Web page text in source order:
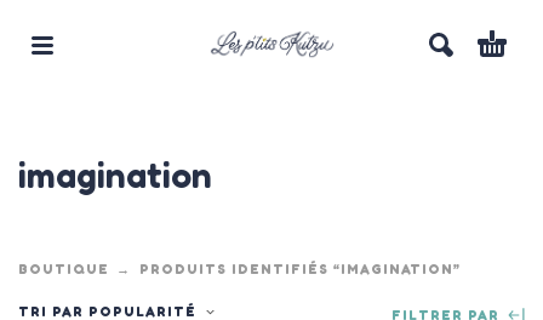
imagination
BOUTIQUE PRODUITS IDENTIFIÉS “IMAGINATION”
TRI PAR POPULARITÉ FILTRER PAR